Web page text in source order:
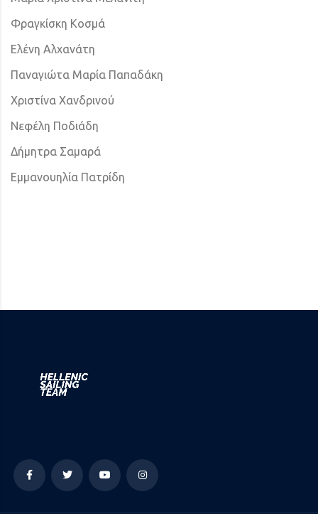
Φραγκίσκη Κοσμά
Ελένη Αλχανάτη
Παναγιώτα Μαρία Παπαδάκη
Χριστίνα Χανδρινού
Νεφέλη Ποδιάδη
Δήμητρα Σαμαρά
Εμμανουηλία Πατρίδη